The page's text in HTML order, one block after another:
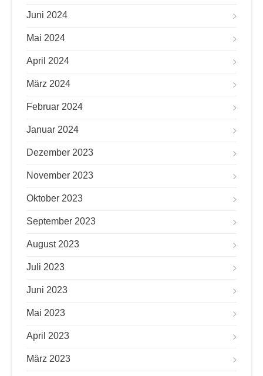
Juni 2024
Mai 2024
April 2024
März 2024
Februar 2024
Januar 2024
Dezember 2023
November 2023
Oktober 2023
September 2023
August 2023
Juli 2023
Juni 2023
Mai 2023
April 2023
März 2023